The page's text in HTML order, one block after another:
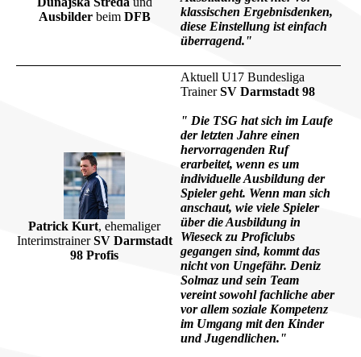
Ausbilder beimDFB
klassischen Ergebnisdenken,
diese Einstellung ist einfach
überragend."
Patrick Kurt, ehemaliger
InterimstrainerSV Darmstadt
98 Profis
Aktuell U17 Bundesliga
TrainerSV Darmstadt 98
" Die TSG hat sich im Laufe
der letzten Jahre einen
hervorragenden Ruf
erarbeitet, wenn es um
individuelle Ausbildung der
Spieler geht. Wenn man sich
anschaut, wie viele Spieler
über die Ausbildung in
Wieseck zu Proficlubs
gegangen sind, kommt das
nicht von Ungefähr. Deniz
Solmaz und sein Team
vereint sowohl fachliche aber
vor allem soziale Kompetenz
im Umgang mit den Kinder
und Jugendlichen."